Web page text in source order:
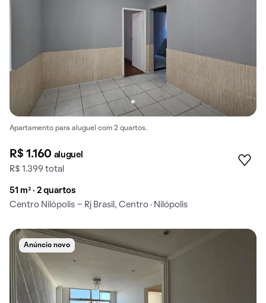
Apartamento para aluguel com 2 quartos.
R$ 1.160 aluguel
R$ 1.399 total
51 m² · 2 quartos
Centro Nilópolis - Rj Brasil, Centro · Nilópolis
Anúncio novo